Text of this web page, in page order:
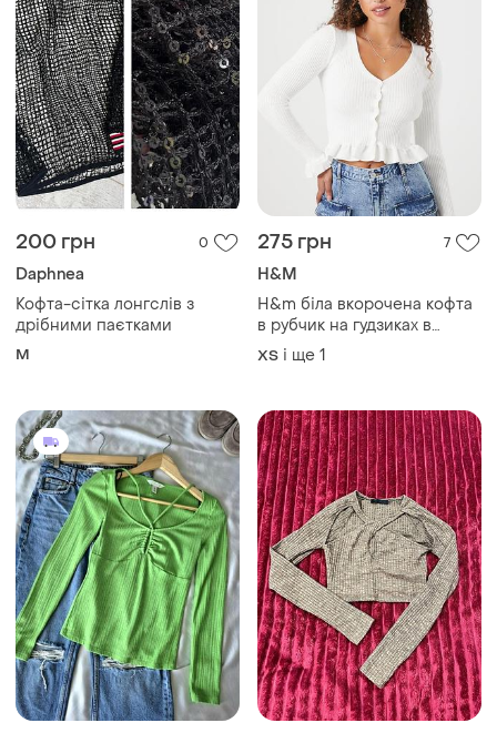
200 грн 0
Daphnea
Кофта-сітка лонгслів з
дрібними паєтками
M
275 грн 7
H&M
H&m біла вкорочена кофта
в рубчик на гудзиках в
ідеалі розмір 44 s🌺
ХS і ще 1